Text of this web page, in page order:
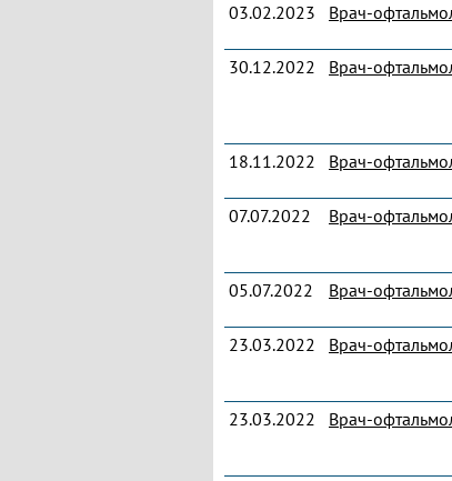
03.02.2023 Врач-
30.12.2022
Врач-
18.11.2022 Врач-
07.07.2022 Врач-
05.07.2022 Врач-
23.03.2022 Врач-
23.03.2022 Врач-